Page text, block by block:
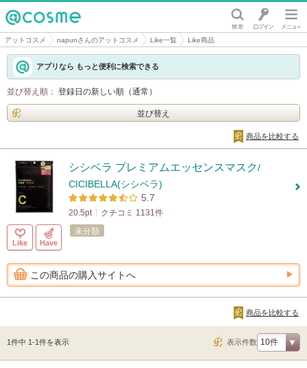
@cosme
アットコスメ napunさんのアットコスメ Like一覧 Like商品
アプリなら もっと便利に検索できる
並び替え順： 登録日の新しい順（通常）
並び替え
商品を比較する
シシベラ プレミアムエッセンスマスク/
CICIBELLA(シシベラ)
5.7
20.5pt クチコミ 1131件
Like Have
未分類
この商品の購入サイトへ
商品を比較する
1件中 1-1件を表示 表示件数